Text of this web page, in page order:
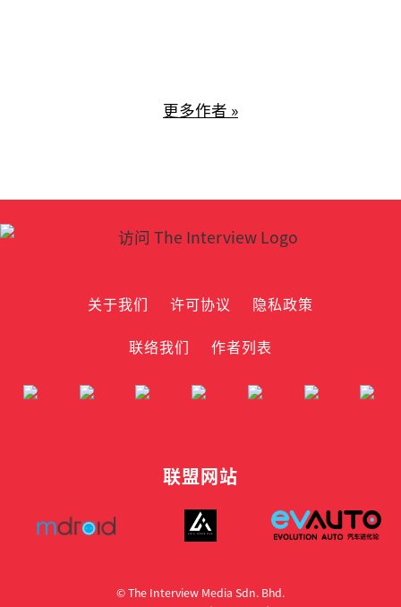
更多作者 »
关于我们 许可协议
隐私政策
联络我们
作者列表
联盟网站
© The Interview Media Sdn. Bhd.